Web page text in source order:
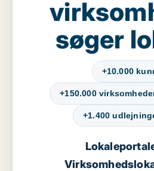
søger
+10.000
+150.000
+1.400